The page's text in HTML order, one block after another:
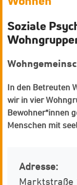
Soziale
In den Betreuten
wir in vier
Bewohner*innen
Menschen mit
Adresse:
Marktstraße